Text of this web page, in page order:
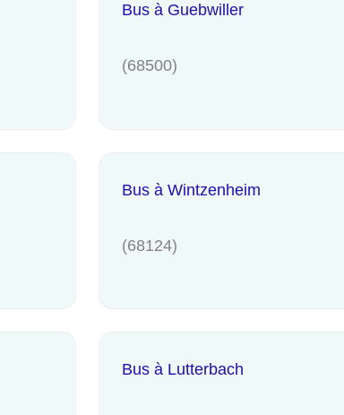
Bus à Guebwiller
(68500)
Bus à Wintzenheim
(68124)
Bus à Lutterbach